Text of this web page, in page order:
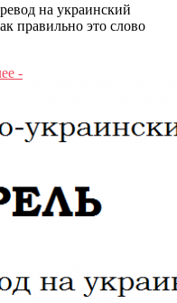
на украинский
правильно это слово
-